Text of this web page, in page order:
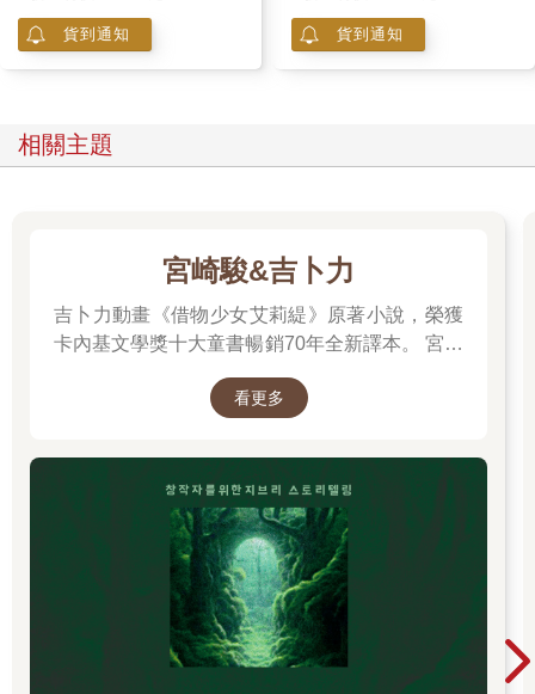
貨到通知 貨到通知
相關主題
宮崎駿&吉卜力
吉卜力動畫《借物少女艾莉緹》原著小說，榮獲
卡內基文學獎十大童書暢銷70年全新譯本。 宮崎
駿多年前接受專訪時曾說：「我們都跟小小人一
樣，過著不穩定的生活……我們是借住在這個世
看更多